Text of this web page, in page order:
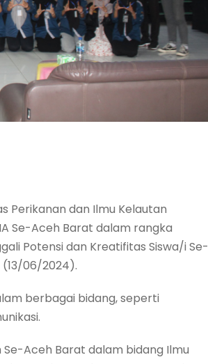
Perikanan dan Ilmu Kelautan
Se-Aceh Barat dalam rangka
Potensi dan Kreatifitas Siswa/i Se-
(13/06/2024).
berbagai bidang, seperti
Aceh Barat dalam bidang Ilmu